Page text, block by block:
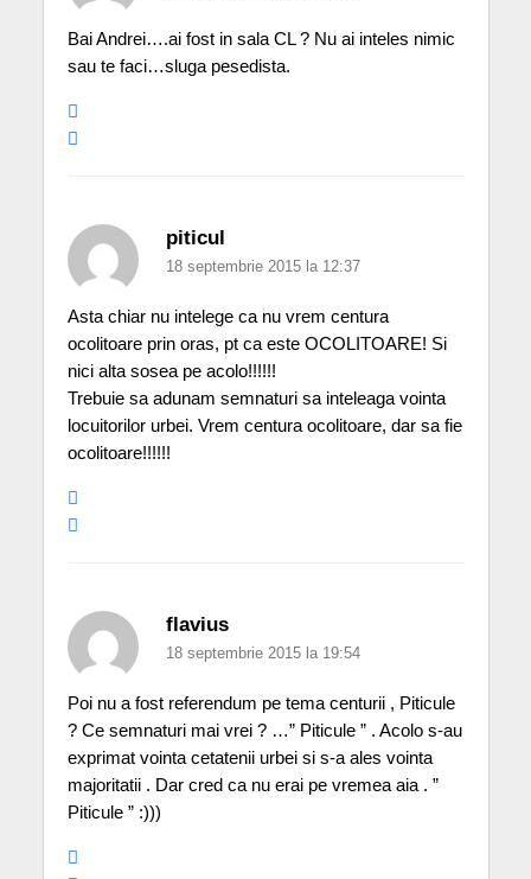
Bai Andrei….ai fost in sala CL ? Nu ai inteles nimic
sau te faci…sluga pesedista.
piticul
18 septembrie 2015 la 12:37
Asta chiar nu intelege ca nu vrem centura
ocolitoare prin oras, pt ca este OCOLITOARE! Si
nici alta sosea pe acolo!!!!!!
Trebuie sa adunam semnaturi sa inteleaga vointa
locuitorilor urbei. Vrem centura ocolitoare, dar sa fie
ocolitoare!!!!!!
flavius
18 septembrie 2015 la 19:54
Poi nu a fost referendum pe tema centurii , Piticule
? Ce semnaturi mai vrei ? …” Piticule ” . Acolo s-au
exprimat vointa cetatenii urbei si s-a ales vointa
majoritatii . Dar cred ca nu erai pe vremea aia . ”
Piticule ” :)))